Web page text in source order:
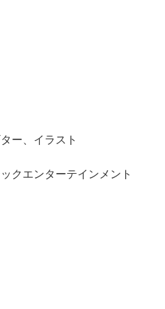
ー、イラスト
クエンターテインメント